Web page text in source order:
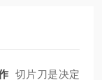
切片刀是决定